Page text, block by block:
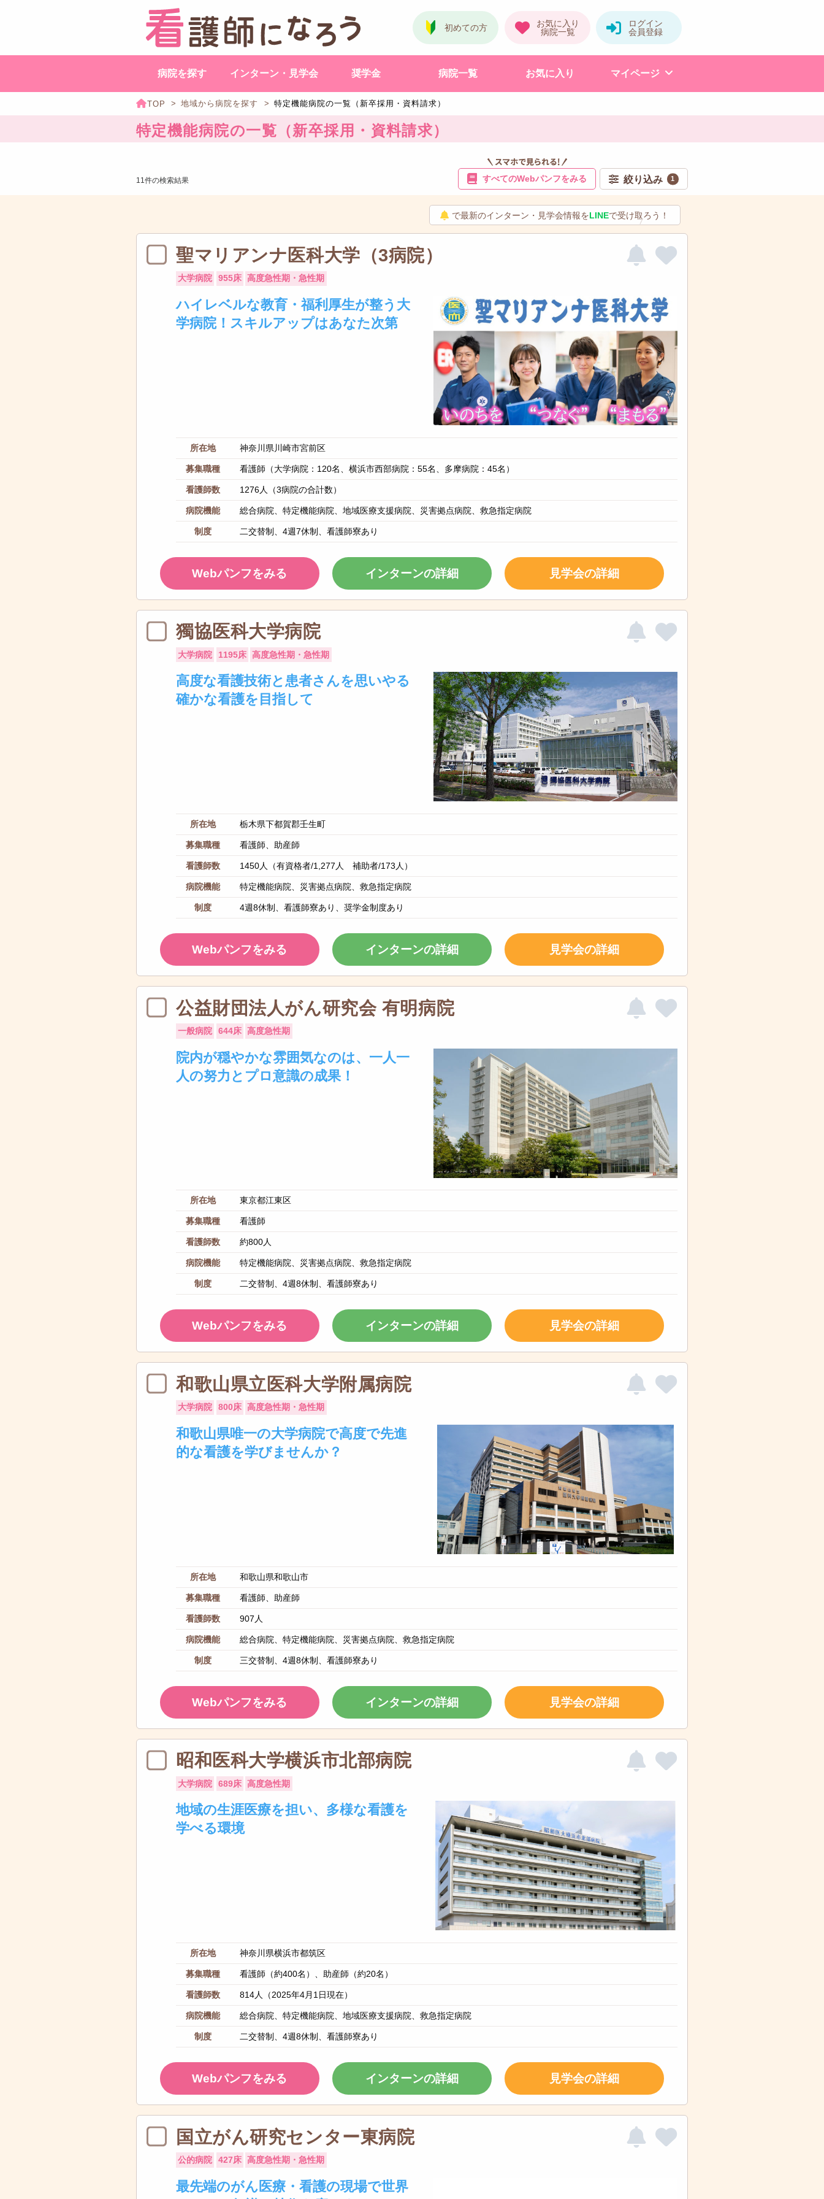
病院を探す インターン・見学会 奨学金 病院一覧 お気に入り マイページ
地域から病院を探す 特定機能病院の一覧（新卒採用・資料請求）
特定機能病院の一覧（新卒採用・資料請求）
すべてのWebパンフをみる 絞り込み 1
11件の検索結果
で最新のインターン・見学会情報をLINEで受け取ろう！
聖マリアンナ医科大学（3病院）
大学病院 955床 高度急性期・急性期
ハイレベルな教育・福利厚生が整う大
学病院！スキルアップはあなた次第
所在地 神奈川県川崎市宮前区
募集職種 看護師（大学病院：120名、横浜市西部病院：55名、多摩病院：45名）
看護師数 1276人（3病院の合計数）
病院機能 総合病院、特定機能病院、地域医療支援病院、災害拠点病院、救急指定病院
制度 二交替制、4週7休制、看護師寮あり
Webパンフをみる インターンの詳細 見学会の詳細
獨協医科大学病院
大学病院 1195床 高度急性期・急性期
高度な看護技術と患者さんを思いやる
確かな看護を目指して
所在地 栃木県下都賀郡壬生町
募集職種 看護師、助産師
看護師数 1450人（有資格者/1,277人 補助者/173人）
病院機能 特定機能病院、災害拠点病院、救急指定病院
制度 4週8休制、看護師寮あり、奨学金制度あり
Webパンフをみる インターンの詳細 見学会の詳細
公益財団法人がん研究会 有明病院
一般病院 644床 高度急性期
院内が穏やかな雰囲気なのは、一人一
人の努力とプロ意識の成果！
所在地 東京都江東区
募集職種 看護師
看護師数 約800人
病院機能 特定機能病院、災害拠点病院、救急指定病院
制度 二交替制、4週8休制、看護師寮あり
Webパンフをみる インターンの詳細 見学会の詳細
和歌山県立医科大学附属病院
大学病院 800床 高度急性期・急性期
和歌山県唯一の大学病院で高度で先進
的な看護を学びませんか？
所在地 和歌山県和歌山市
募集職種 看護師、助産師
看護師数 907人
病院機能 総合病院、特定機能病院、災害拠点病院、救急指定病院
制度 三交替制、4週8休制、看護師寮あり
Webパンフをみる インターンの詳細 見学会の詳細
昭和医科大学横浜市北部病院
大学病院 689床 高度急性期
地域の生涯医療を担い、多様な看護を
学べる環境
所在地 神奈川県横浜市都筑区
募集職種 看護師（約400名）、助産師（約20名）
看護師数 814人（2025年4月1日現在）
病院機能 総合病院、特定機能病院、地域医療支援病院、救急指定病院
制度 二交替制、4週8休制、看護師寮あり
Webパンフをみる インターンの詳細 見学会の詳細
国立がん研究センター東病院
公的病院 427床 高度急性期・急性期
最先端のがん医療・看護の現場で世界